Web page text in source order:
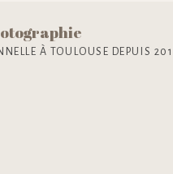
À TOULOUSE DEPUIS